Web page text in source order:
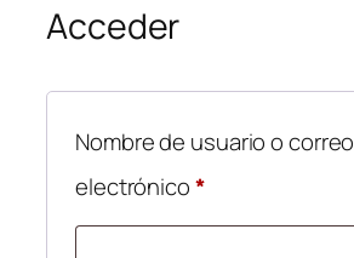
Acceder
Nombre de usuario o correo
electrónico*Obligatorio